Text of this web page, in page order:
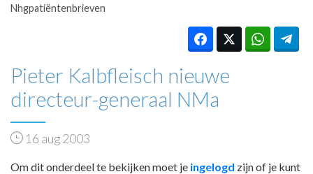
Nhgpatiëntenbrieven
Pieter Kalbfleisch nieuwe
directeur-generaal NMa
16 aug 2003
Om dit onderdeel te bekijken moet je ingelogd zijn of je kunt